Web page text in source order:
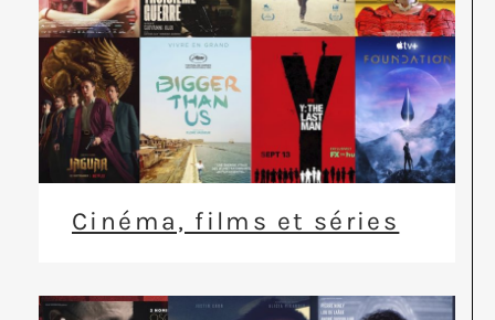
Cinéma, films et séries